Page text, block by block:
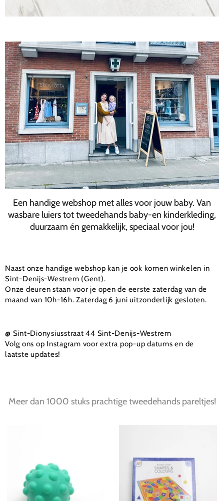
Een handige webshop met alles voor jouw baby. Van
wasbare luiers tot tweedehands baby-en kinderkleding,
duurzaam én gemakkelijk, speciaal voor jou!
Naast onze handige webshop kan je ook komen winkelen in
Sint-Denijs-Westrem (Gent).
Onze deuren staan voor je open de eerste zaterdag van de
maand van 10h-16h. Zaterdag 6 juni uitzonderlijk gesloten.
@ Sint-Dionysiusstraat 44 Sint-Denijs-Westrem
Volg ons op Instagram voor extra pop-up datums en de
laatste updates!
Meer dan 1000 stuks prachtige tweedehands pareltjes!